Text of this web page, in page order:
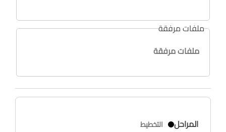
ملفات مرفقة
ملفات مرفقة
المراحل التخطيط